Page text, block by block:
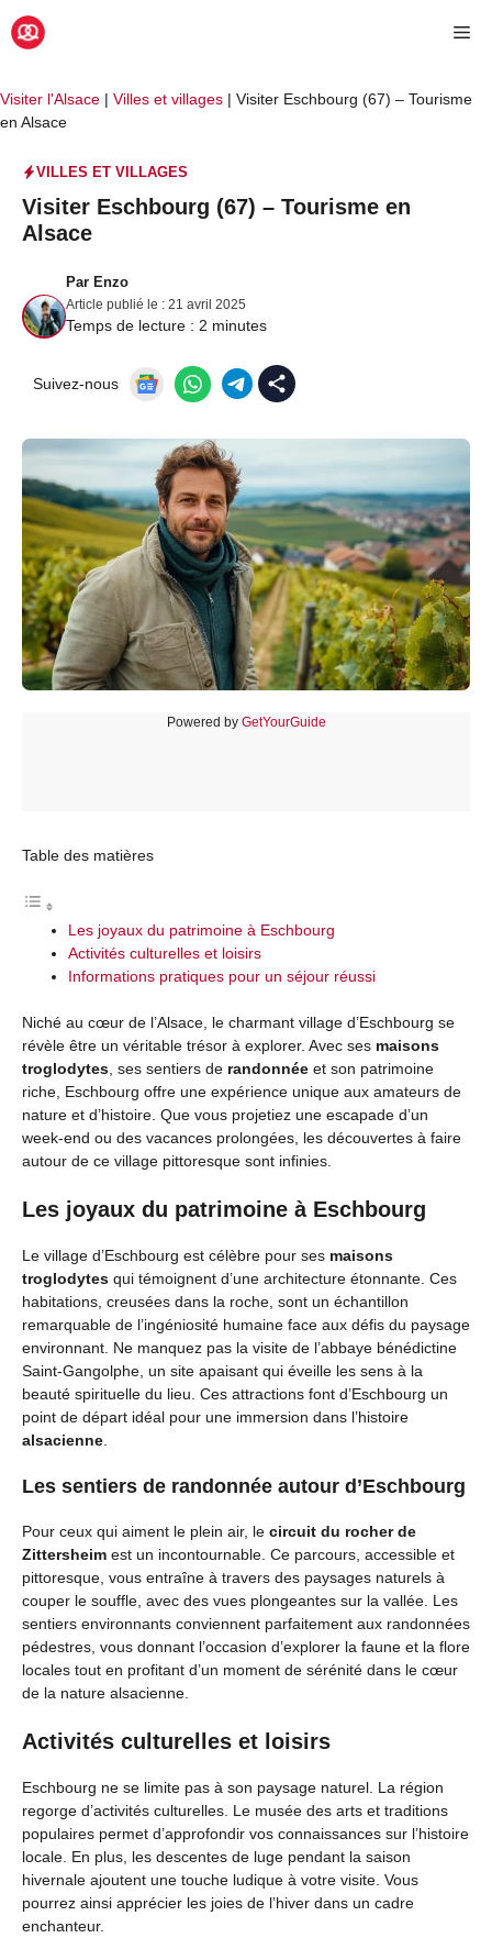
Aller
au
Visiter l'Alsace | Villes et villages | Visiter Eschbourg (67) – Tourisme
en Alsace
VILLES ET VILLAGES
Visiter Eschbourg (67) – Tourisme en
Alsace
Par Enzo
Article publié le : 21 avril 2025
Temps de lecture : 2 minutes
Suivez-nous
Powered by GetYourGuide
Table des matières
Les joyaux du patrimoine à Eschbourg
Activités culturelles et loisirs
Informations pratiques pour un séjour réussi
Niché au cœur de l’Alsace, le charmant village d’Eschbourg se
révèle être un véritable trésor à explorer. Avec ses maisons
troglodytes, ses sentiers de randonnée et son patrimoine
riche, Eschbourg offre une expérience unique aux amateurs de
nature et d’histoire. Que vous projetiez une escapade d’un
week-end ou des vacances prolongées, les découvertes à faire
autour de ce village pittoresque sont infinies.
Les joyaux du patrimoine à Eschbourg
Le village d’Eschbourg est célèbre pour ses maisons
troglodytes qui témoignent d’une architecture étonnante. Ces
habitations, creusées dans la roche, sont un échantillon
remarquable de l’ingéniosité humaine face aux défis du paysage
environnant. Ne manquez pas la visite de l’abbaye bénédictine
Saint-Gangolphe, un site apaisant qui éveille les sens à la
beauté spirituelle du lieu. Ces attractions font d’Eschbourg un
point de départ idéal pour une immersion dans l’histoire
alsacienne.
Les sentiers de randonnée autour d’Eschbourg
Pour ceux qui aiment le plein air, le circuit du rocher de
Zittersheim est un incontournable. Ce parcours, accessible et
pittoresque, vous entraîne à travers des paysages naturels à
couper le souffle, avec des vues plongeantes sur la vallée. Les
sentiers environnants conviennent parfaitement aux randonnées
pédestres, vous donnant l’occasion d’explorer la faune et la flore
locales tout en profitant d’un moment de sérénité dans le cœur
de la nature alsacienne.
Activités culturelles et loisirs
Eschbourg ne se limite pas à son paysage naturel. La région
regorge d’activités culturelles. Le musée des arts et traditions
populaires permet d’approfondir vos connaissances sur l’histoire
locale. En plus, les descentes de luge pendant la saison
hivernale ajoutent une touche ludique à votre visite. Vous
pourrez ainsi apprécier les joies de l’hiver dans un cadre
enchanteur.